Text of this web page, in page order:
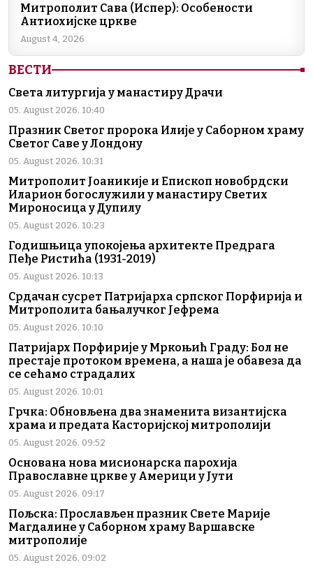
Митрополит Сава (Испер): Особености
Антиохијске цркве
August 4, 2026
ВЕСТИ
Света литургија у манастиру Драчи
05. August 2026. 10:40
Празник Светог пророка Илије у Саборном храму
Светог Саве у Лондону
05. August 2026. 10:31
Митрополит Јоаникије и Епископ новобрдски
Иларион богослужили у манастиру Светих
Мироносица у Дупилу
05. August 2026. 10:23
Годишњица упокојења архитекте Предрага
Пеђе Ристића (1931-2019)
05. August 2026. 10:13
Срдачан сусрет Патријарха српског Порфирија и
Митрополита бањалучког Јефрема
05. August 2026. 10:10
Патријарх Порфирије у Мркоњић Граду: Бол не
престаје протоком времена, а наша је обавеза да
се сећамо страдалих
05. August 2026. 10:01
Грчка: Обновљена два знаменита византијска
храма и предата Касторијској митрополији
05. August 2026. 09:52
Основана нова мисионарска парохија
Православне цркве у Америци у Јути
05. August 2026. 09:17
Пољска: Прослављен празник Свете Марије
Магдалине у Саборном храму Варшавске
митрополије
05. August 2026. 09:02